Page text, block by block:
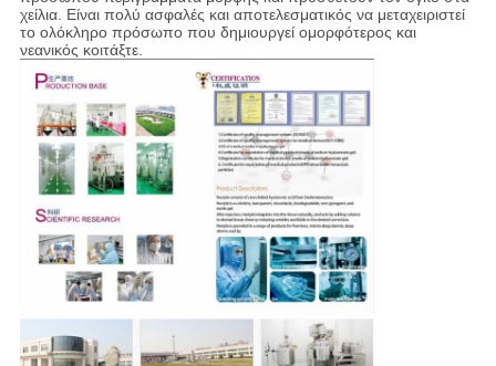
χείλια. Είναι πολύ ασφαλές και αποτελεσματικός να μεταχειριστεί
το ολόκληρο πρόσωπο που δημιουργεί ομορφότερος και
νεανικός κοιτάξτε.